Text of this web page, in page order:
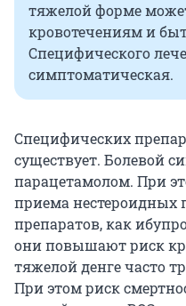
тяжелой форме
кровотечениям и
Специфического
симптоматическая.
Специфических
существует. Болевой
парацетамолом. При
приема нестероидных
препаратов, как
они повышают риск
тяжелой денге часто
При этом риск